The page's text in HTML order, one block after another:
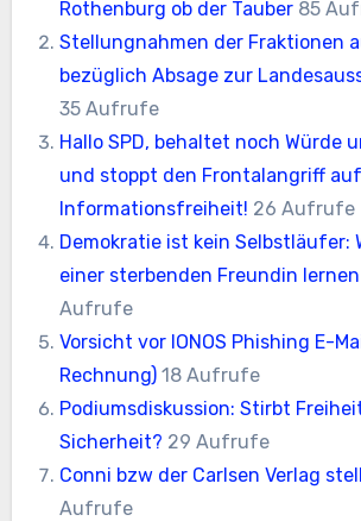
Rothenburg ob der Tauber 85
Stellungnahmen der Fraktionen
bezüglich Absage zur
35 Aufrufe
Hallo SPD, behaltet noch Würde
und stoppt den Frontalangriff
Informationsfreiheit! 26 Aufrufe
Demokratie ist kein Selbstläufer:
einer sterbenden Freundin
Aufrufe
Vorsicht vor IONOS Phishing E-
Rechnung) 18 Aufrufe
Podiumsdiskussion: Stirbt
Sicherheit? 29 Aufrufe
Conni bzw der Carlsen Verlag
Aufrufe